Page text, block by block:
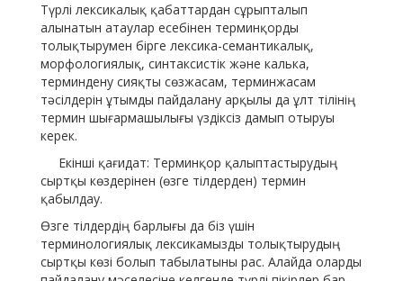
Түрлі лексикалық қабаттардан сұрыпталып
алынатын атаулар есебінен терминқорды
толықтырумен бірге лексика-семантикалық,
морфологиялық, синтаксистік және калька,
терминдену сияқты сөзжасам, терминжасам
тәсілдерін ұтымды пайдалану арқылы да ұлт тілінің
термин шығармашылығы үздіксіз дамып отыруы
керек.
Екінші қағидат: Терминқор қалыптастырудың
сыртқы көздерінен (өзге тілдерден) термин
қабылдау.
Өзге тілдердің барлығы да біз үшін
терминологиялық лексикамызды толықтырудың
сыртқы көзі болып табылатыны рас. Алайда оларды